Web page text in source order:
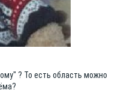
? То есть область можно